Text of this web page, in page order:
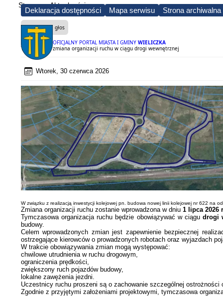
Deklaracja dostępności Mapa serwisu Strona archiwalna
OFICJALNY PORTAL MIASTA I GMINY WIELICZKA
Strona Aktualności
Czytaj na głos
Tymczasowa zmiana organizacji ruchu w ciągu drogi wewnętrznej
Wtorek, 30 czerwca 2026
W związku z realizacją inwestycji kolejowej pn. budowa nowej linii kolejowej nr 622 na
Zmiana organizacji ruchu zostanie wprowadzona w dniu 1 lipca 2026
Tymczasowa organizacja ruchu będzie obowiązywać w ciągudrogi
budowy.
Celem wprowadzonych zmian jest zapewnienie bezpiecznej
ostrzegające kierowców o prowadzonych robotach oraz wyjazdach
W trakcie obowiązywania zmian mogą występować:
chwilowe utrudnienia w ruchu drogowym,
ograniczenia prędkości,
zwiększony ruch pojazdów budowy,
lokalne zawężenia jezdni.
Uczestnicy ruchu proszeni są o zachowanie szczególnej ostrożności
Zgodnie z przyjętymi założeniami projektowymi, tymczasowa